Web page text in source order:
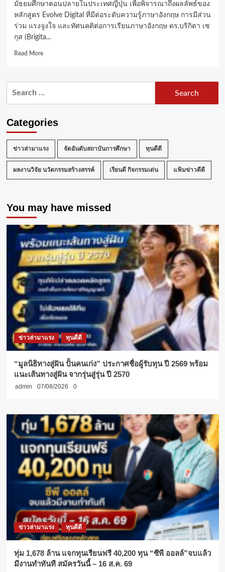
มัธยมศึกษาตอนปลายในประเทศญี่ปุ่น เพื่อพิจารณาถึงผลลัพธ์ของ
หลักสูตร Evolve Digital ที่มีต่อระดับความรู้ภาษาอังกฤษ การมีส่วน
ร่วม แรงจูงใจ และทัศนคติต่อการเรียนภาษาอังกฤษ ดร.บริกิตา เซ
กุส (Brigita...
Read MoreRead
ผล
เรียน
ออนไลน์
“Evolve
Digital”
ช่วย
สร้าง
แรง
จูงใจ
และ
เพิ่มพูน
ทักษะ
ภาษา
อังกฤษ
ได้
เป็น
อย่าง
ดี
Categories
ข่าวล่ามาแรง จัดอันดับสถาบันการศึกษา ทุนดีดี
ผลงานวิจัย นวัตกรรมสร้างสรรค์ เรียนดี กิจกรรมเด่น แฟ้มข่าวดีดี
You may have missed
ข่าวล่ามาแรง ทุนดีดี
“มูลนิธิทางสู่ฝัน ปั้นคนเก่ง” ประกาศชื่อผู้รับทุน ปี 2569 พร้อม
แนะเส้นทางสู่ฝัน จากรุ่นสู่รุ่น ปี 2570
admin 07/08/2026 0
ข่าวล่ามาแรง ทุนดีดี
ทุ่ม 1,678 ล้าน แจกทุนเรียนฟรี 40,200 ทุน “ซีพี ออลล์”จบแล้ว
มีงานทำทันที สมัครวันนี้ – 16 ส.ค. 69